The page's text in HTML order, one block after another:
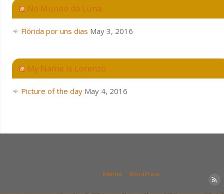
No Mundo da Luna
Flórida por uns dias May 3, 2016
My Name is Lorenzo
Picture of the day May 4, 2016
Mantra WordPress.